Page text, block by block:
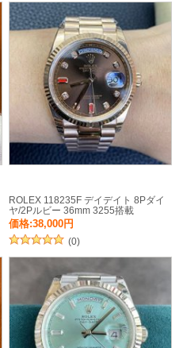
ROLEX 118235F デイデイト 8Pダイ
ヤ/2Pルビー 36mm 3255搭載
価格:38,000円
(0)